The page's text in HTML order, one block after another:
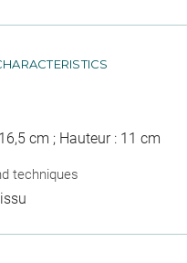
cm ; Hauteur : 11 cm
techniques